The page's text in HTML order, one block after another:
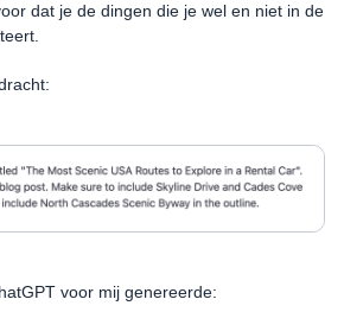
dat je de dingen die je wel en niet in de
voor mij genereerde: